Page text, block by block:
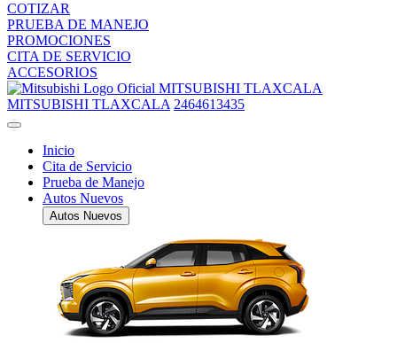
COTIZAR
PRUEBA DE MANEJO
PROMOCIONES
CITA DE SERVICIO
ACCESORIOS
MITSUBISHI TLAXCALA
MITSUBISHI TLAXCALA 2464613435
Inicio
Cita de Servicio
Prueba de Manejo
Autos Nuevos
Autos Nuevos